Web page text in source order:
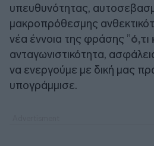
υπευθυνότητας,
μακροπρόθεσμης
νέα έννοια της φράσης ”ό,τι
ανταγωνιστικότητα,
να ενεργούμε με δική μας
υπογράμμισε.